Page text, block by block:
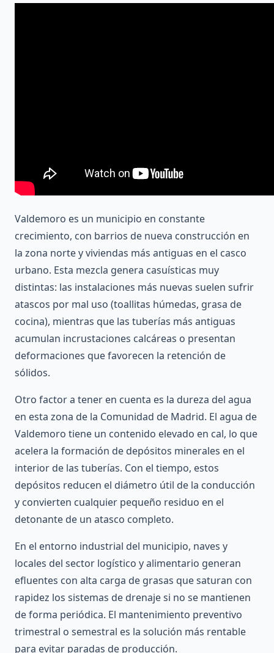
Valdemoro es un municipio en constante
crecimiento, con barrios de nueva construcción en
la zona norte y viviendas más antiguas en el casco
urbano. Esta mezcla genera casuísticas muy
distintas: las instalaciones más nuevas suelen sufrir
atascos por mal uso (toallitas húmedas, grasa de
cocina), mientras que las tuberías más antiguas
acumulan incrustaciones calcáreas o presentan
deformaciones que favorecen la retención de
sólidos.
Otro factor a tener en cuenta es la dureza del agua
en esta zona de la Comunidad de Madrid. El agua de
Valdemoro tiene un contenido elevado en cal, lo que
acelera la formación de depósitos minerales en el
interior de las tuberías. Con el tiempo, estos
depósitos reducen el diámetro útil de la conducción
y convierten cualquier pequeño residuo en el
detonante de un atasco completo.
En el entorno industrial del municipio, naves y
locales del sector logístico y alimentario generan
efluentes con alta carga de grasas que saturan con
rapidez los sistemas de drenaje si no se mantienen
de forma periódica. El mantenimiento preventivo
trimestral o semestral es la solución más rentable
para evitar paradas de producción.